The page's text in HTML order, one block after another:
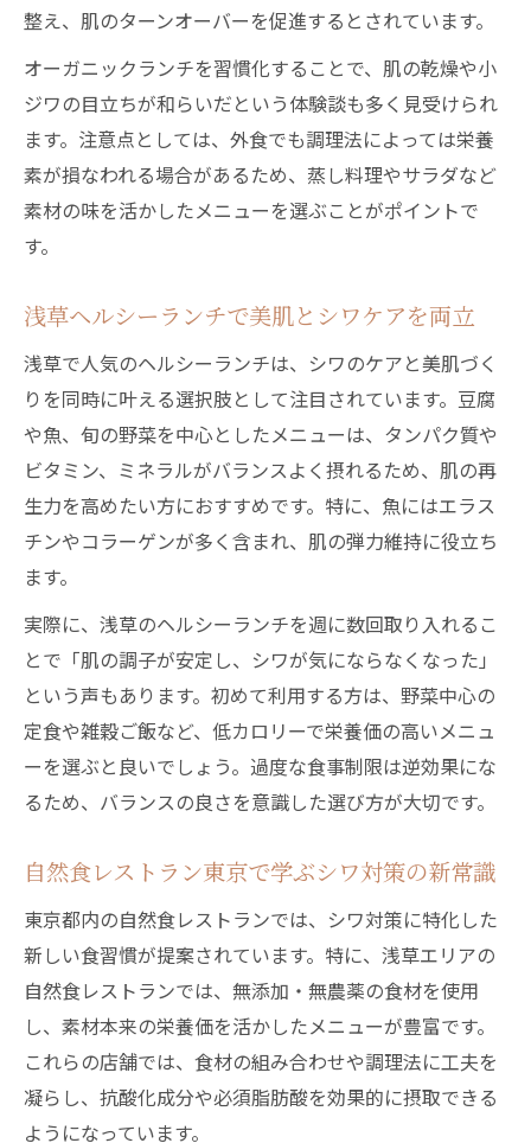
整え、肌のターンオーバーを促進するとされています。
オーガニックランチを習慣化することで、肌の乾燥や小
ジワの目立ちが和らいだという体験談も多く見受けられ
ます。注意点としては、外食でも調理法によっては栄養
素が損なわれる場合があるため、蒸し料理やサラダなど
素材の味を活かしたメニューを選ぶことがポイントで
す。
浅草ヘルシーランチで美肌とシワケアを両立
浅草で人気のヘルシーランチは、シワのケアと美肌づく
りを同時に叶える選択肢として注目されています。豆腐
や魚、旬の野菜を中心としたメニューは、タンパク質や
ビタミン、ミネラルがバランスよく摂れるため、肌の再
生力を高めたい方におすすめです。特に、魚にはエラス
チンやコラーゲンが多く含まれ、肌の弾力維持に役立ち
ます。
実際に、浅草のヘルシーランチを週に数回取り入れるこ
とで「肌の調子が安定し、シワが気にならなくなった」
という声もあります。初めて利用する方は、野菜中心の
定食や雑穀ご飯など、低カロリーで栄養価の高いメニュ
ーを選ぶと良いでしょう。過度な食事制限は逆効果にな
るため、バランスの良さを意識した選び方が大切です。
自然食レストラン東京で学ぶシワ対策の新常識
東京都内の自然食レストランでは、シワ対策に特化した
新しい食習慣が提案されています。特に、浅草エリアの
自然食レストランでは、無添加・無農薬の食材を使用
し、素材本来の栄養価を活かしたメニューが豊富です。
これらの店舗では、食材の組み合わせや調理法に工夫を
凝らし、抗酸化成分や必須脂肪酸を効果的に摂取できる
ようになっています。